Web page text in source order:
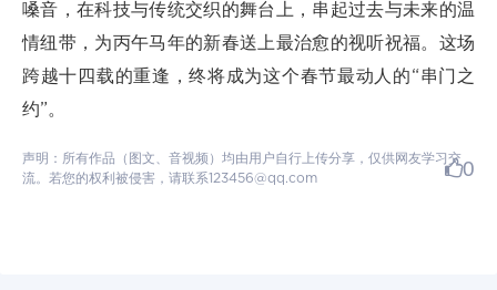
嗓音，在科技与传统交织的舞台上，串起过去与未来的温
情纽带，为丙午马年的新春送上最治愈的视听祝福。这场
跨越十四载的重逢，终将成为这个春节最动人的“串门之
约”。
声明：所有作品（图文、音视频）均由用户自行上传分享，仅供网友学习交
流。若您的权利被侵害，请联系123456@qq.com
0